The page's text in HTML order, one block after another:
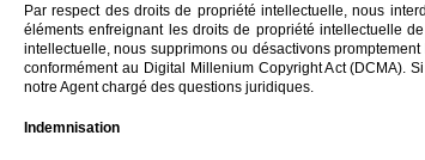
Par respect des droits de propriété intellectuelle, nous
éléments enfreignant les droits de propriété intellectuelle
intellectuelle, nous supprimons ou désactivons
conformément au Digital Millenium Copyright Act (DCMA).
notre Agent chargé des questions juridiques.
Indemnisation